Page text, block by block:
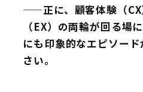
——正に、顧客体験（CX
（EX）の両輪が回る場
にも印象的なエピソー
さい。